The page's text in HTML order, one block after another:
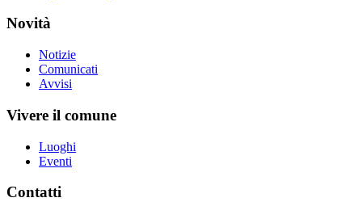
Novità
Notizie
Comunicati
Avvisi
Vivere il comune
Luoghi
Eventi
Contatti